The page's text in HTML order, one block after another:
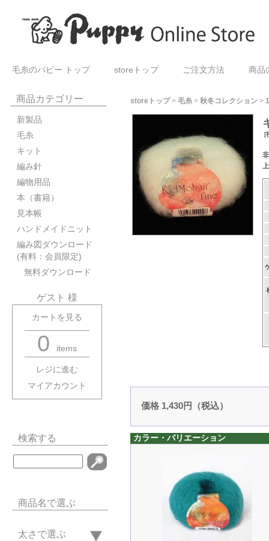
毛糸のパピー トップ storeトップ ご注文方法 商品
商品カテゴリー
新製品
毛糸
キット
編み針
編物用品
本（書籍）
見本帳
ハンドメイドニット
編み図ダウンロード
(有料：会員限定)
無料ダウンロード
ゲスト 様
カートを見る
0 items
レジに進む
マイアカウント
検索する
商品名で選ぶ
太さで選ぶ
storeトップ> 毛糸 > 秋冬コレクション >
[
価格 1,430円（税込）
カラー・バリエーション